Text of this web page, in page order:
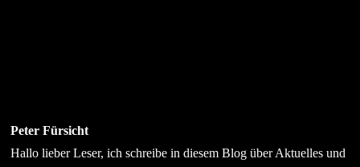
Peter Fürsicht
Hallo lieber Leser, ich schreibe in diesem Blog über Aktuelles und